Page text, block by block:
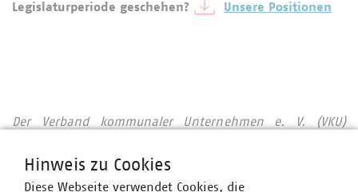
Legislaturperiode geschehen?
Unsere Positionen
Der Verband kommunaler Unternehmen e. V. (VKU)
kommunalwirtschaftliche Unternehmen in den Bereichen
Energie, Wasser/Abwasser, Abfallwirtschaft sowie
Hinweis zu Cookies
Diese Webseite verwendet Cookies, die